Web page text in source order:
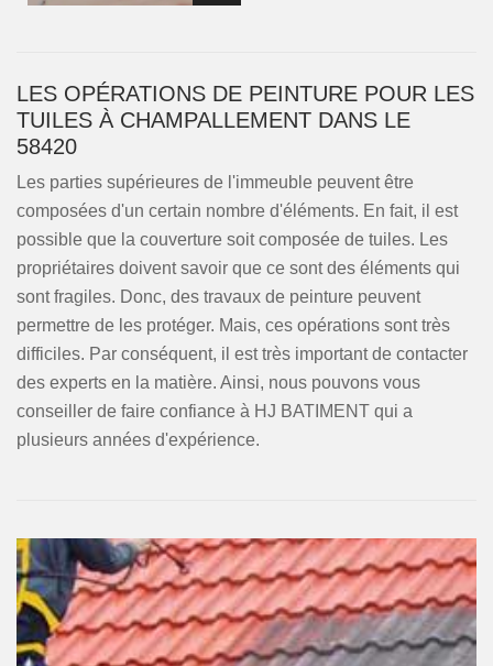
LES OPÉRATIONS DE PEINTURE POUR LES
TUILES À CHAMPALLEMENT DANS LE
58420
Les parties supérieures de l'immeuble peuvent être
composées d'un certain nombre d'éléments. En fait, il est
possible que la couverture soit composée de tuiles. Les
propriétaires doivent savoir que ce sont des éléments qui
sont fragiles. Donc, des travaux de peinture peuvent
permettre de les protéger. Mais, ces opérations sont très
difficiles. Par conséquent, il est très important de contacter
des experts en la matière. Ainsi, nous pouvons vous
conseiller de faire confiance à HJ BATIMENT qui a
plusieurs années d'expérience.